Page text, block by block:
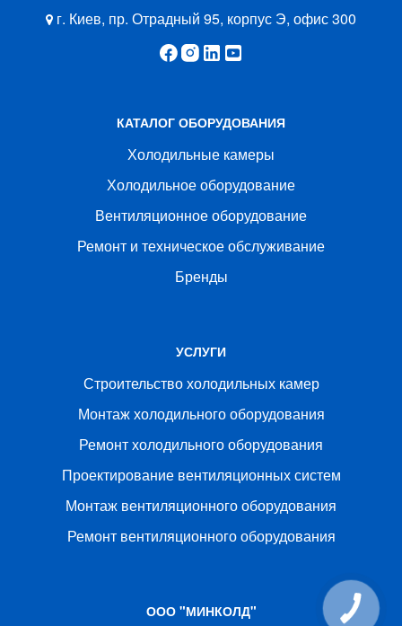
г. Киев, пр. Отрадный 95, корпус Э, офис 300
КАТАЛОГ ОБОРУДОВАНИЯ
Холодильные камеры
Холодильное оборудование
Вентиляционное оборудование
Ремонт и техническое обслуживание
Бренды
УСЛУГИ
Строительство холодильных камер
Монтаж холодильного оборудования
Ремонт холодильного оборудования
Проектирование вентиляционных систем
Монтаж вентиляционного оборудования
Ремонт вентиляционного оборудования
ООО "МИНКОЛД"